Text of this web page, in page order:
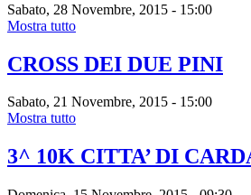
Sabato, 28 Novembre, 2015 - 15:00
Mostra tutto
CROSS DEI DUE PINI
Sabato, 21 Novembre, 2015 - 15:00
Mostra tutto
3^ 10K CITTA’ DI